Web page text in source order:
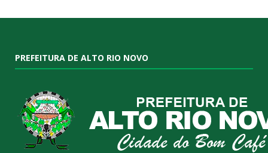
PREFEITURA DE ALTO RIO NOVO